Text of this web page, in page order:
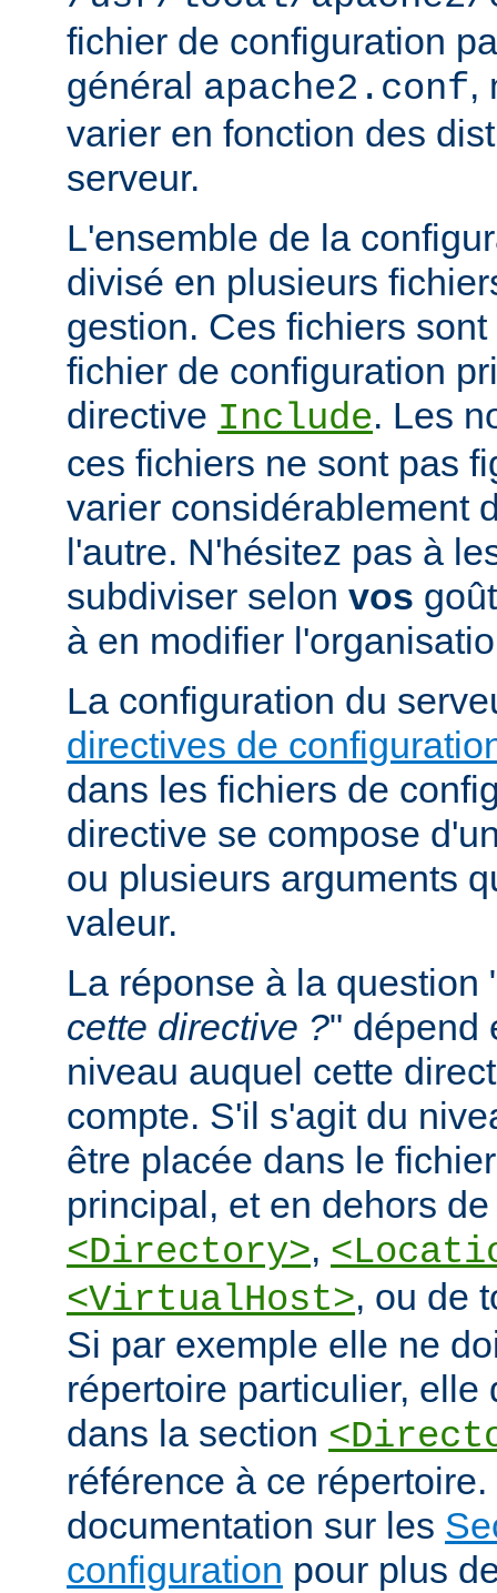
fichier de configuration
général apache2.conf,
varier en fonction des
serveur.
L'ensemble de la
divisé en plusieurs
gestion. Ces fichiers
fichier de configuration
directive Include. Les
ces fichiers ne sont pas
varier considérablement
l'autre. N'hésitez pas à
subdiviser selon vos
à en modifier
La configuration du
directives de
dans les fichiers de
directive se compose
ou plusieurs arguments
valeur.
La réponse à la question
cette directive ?" dépend
niveau auquel cette
compte. S'il s'agit du
être placée dans le
principal, et en dehors
<Directory>,
<VirtualHost>, ou de
Si par exemple elle ne
répertoire particulier, elle
dans la section
référence à ce répertoire.
documentation sur les
configuration pour plus